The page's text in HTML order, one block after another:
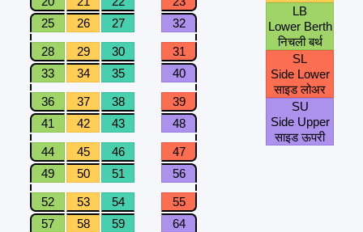
25
26 27 32
28 29 30
31
33
34 35 40
36 37 38
39
41
42 43 48
44 45 46
47
49
50 51 56
52 53 54
55
57
58 59 64
LB
Lower Berth
निचली बर्थ
SL
Side Lower
साइड लोअर
SU
Side Upper
साइड ऊपरी